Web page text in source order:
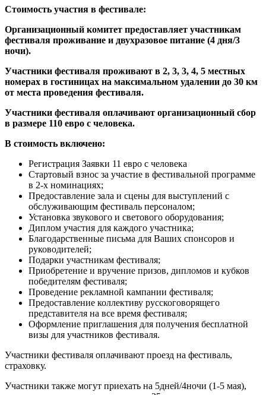
Стоимость участия в фестивале:
Организационный комитет предоставляет участникам
фестиваля проживание и двухразовое питание (4 дня/3
ночи).
Участники фестиваля проживают в 2, 3, 3, 4, 5 местных
номерах в гостиницах на максимальном удалении до 30 км
от места проведения фестиваля.
Участники фестиваля оплачивают организационный сбор
в размере 110 евро с человека.
В стоимость включено:
Регистрация Заявки 11 евро с человека
Стартовый взнос за участие в фестивальной программе
в 2-х номинациях;
Предоставление зала и сцены для выступлений с
обслуживающим фестиваль персоналом;
Установка звукового и светового оборудования;
Диплом участия для каждого участника;
Благодарственные письма для Ваших спонсоров и
руководителей;
Подарки участникам фестиваля;
Приобретение и вручение призов, дипломов и кубков
победителям фестиваля;
Проведение рекламной кампании фестиваля;
Предоставление коллективу русскоговорящего
представителя на все время фестиваля;
Оформление приглашения для получения бесплатной
визы для участников фестиваля.
Участники фестиваля оплачивают проезд на фестиваль,
страховку.
Участники также могут приехать на 5дней/4ночи (1-5 мая),